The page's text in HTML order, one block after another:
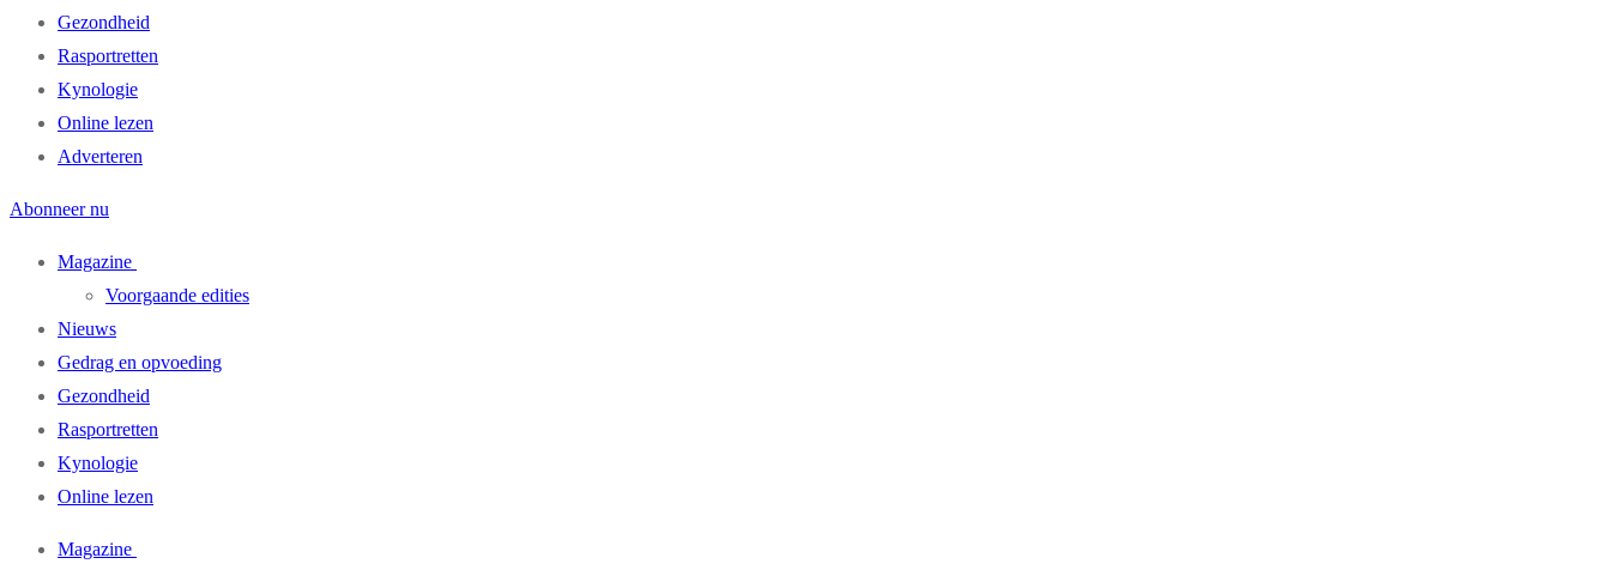
Gezondheid
Rasportretten
Kynologie
Online lezen
Adverteren
Abonneer nu
Magazine
Voorgaande edities
Nieuws
Gedrag en opvoeding
Gezondheid
Rasportretten
Kynologie
Online lezen
Magazine